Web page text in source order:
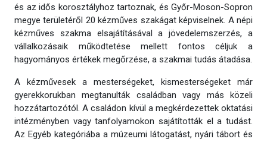
és az idős korosztályhoz tartoznak, és Győr-Moson-Sopron
megye területéről 20 kézműves szakágat képviselnek. A népi
kézműves szakma elsajátításával a jövedelemszerzés, a
vállalkozásaik működtetése mellett fontos céljuk a
hagyományos értékek megőrzése, a szakmai tudás átadása.
A kézművesek a mesterségeket, kismesterségeket már
gyerekkorukban megtanulták családban vagy más közeli
hozzátartozótól. A családon kívül a megkérdezettek oktatási
intézményben vagy tanfolyamokon sajátították el a tudást.
Az Egyéb kategóriába a múzeumi látogatást, nyári tábort és